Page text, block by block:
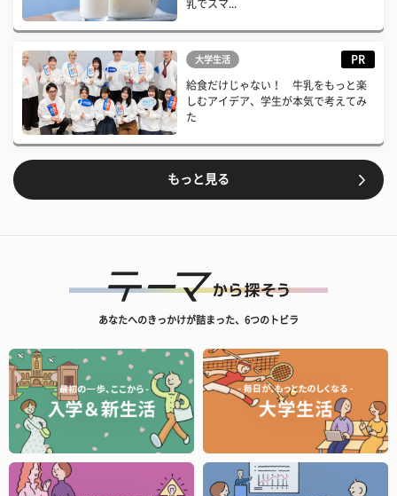
乳でスマ...
大学生活 PR
給食だけじゃない！ 牛乳をもっと楽
しむアイデア、学生が本気で考えてみ
た
もっと見る
あなたへのきっかけが詰まった、6つのトビラ